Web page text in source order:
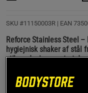
SKU #11150003R | EAN
Reforce Stainless Steel
hygiejnisk shaker af stål
stilren design samt at
Læs mere